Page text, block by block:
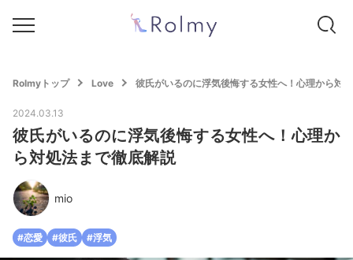
Rolmyトップ Love 彼氏がいるのに浮気後悔する女性へ！心理から対
2024.03.13
彼氏がいるのに浮気後悔する女性へ！心理か
ら対処法まで徹底解説
mio
#恋愛 #彼氏 #浮気